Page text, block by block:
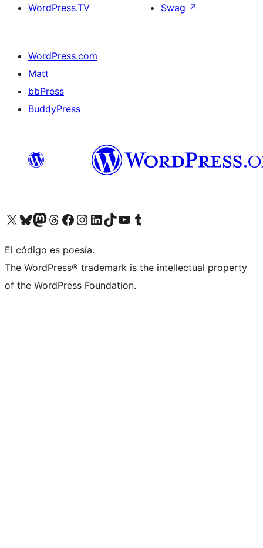
WordPress.TV
Swag ↗
WordPress.com
Matt
bbPress
BuddyPress
Visit our X (formerly Twitter) account
Visit our Bluesky account
Visita nuestra cuenta de Twitter
Visit our Threads account
Visita nuestra página de Facebook
Visite nuestra cuenta de Instagram
Visit our LinkedIn account
Visit our TikTok account
Visit our YouTube channel
Visit our Tumblr account
El código es poesía.
The WordPress® trademark is the intellectual property
of the WordPress Foundation.